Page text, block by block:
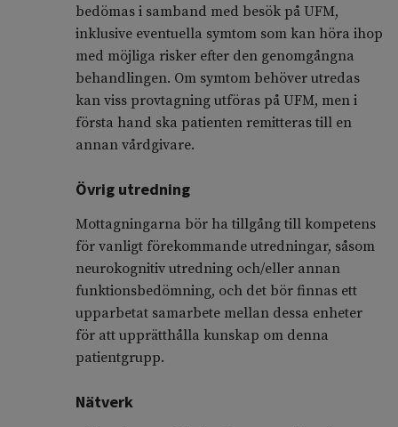
bedömas i samband med besök på UFM,
inklusive eventuella symtom som kan höra ihop
med möjliga risker efter den genomgångna
behandlingen. Om symtom behöver utredas
kan viss provtagning utföras på UFM, men i
första hand ska patienten remitteras till en
annan vårdgivare.
Övrig utredning
Mottagningarna bör ha tillgång till kompetens
för vanligt förekommande utredningar, såsom
neurokognitiv utredning och/eller annan
funktionsbedömning, och det bör finnas ett
upparbetat samarbete mellan dessa enheter
för att upprätthålla kunskap om denna
patientgrupp.
Nätverk